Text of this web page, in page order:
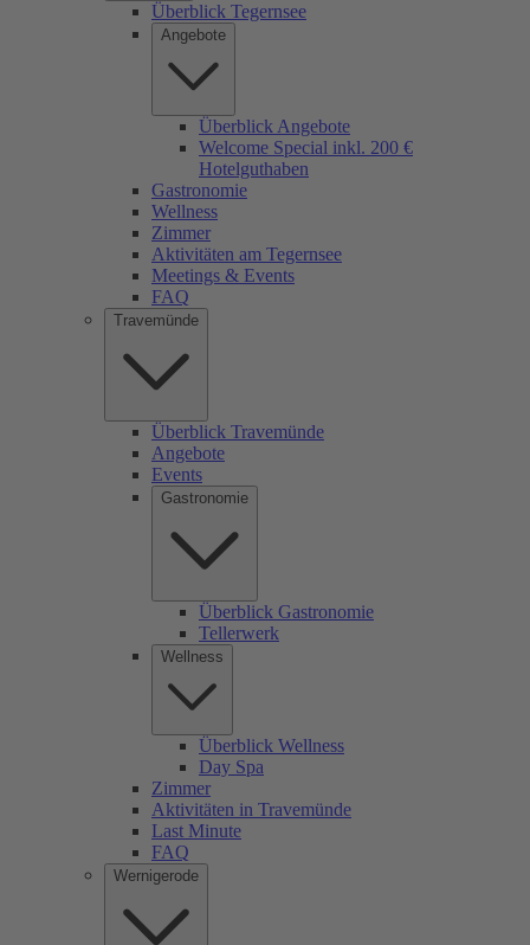
Überblick Tegernsee
Angebote
Überblick Angebote
Welcome Special inkl. 200 €
Hotelguthaben
Gastronomie
Wellness
Zimmer
Aktivitäten am Tegernsee
Meetings & Events
FAQ
Travemünde
Überblick Travemünde
Angebote
Events
Gastronomie
Überblick Gastronomie
Tellerwerk
Wellness
Überblick Wellness
Day Spa
Zimmer
Aktivitäten in Travemünde
Last Minute
FAQ
Wernigerode